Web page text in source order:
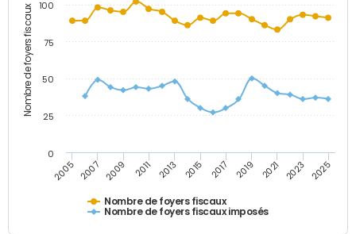
Nombre de foyers fiscaux
Nombre de foyers fiscaux
Nombre de foyers fiscaux imposés
2005 2007 2009 2011 2013 2015 2017 2019 2021 2023 2025
0
25
50
75
100